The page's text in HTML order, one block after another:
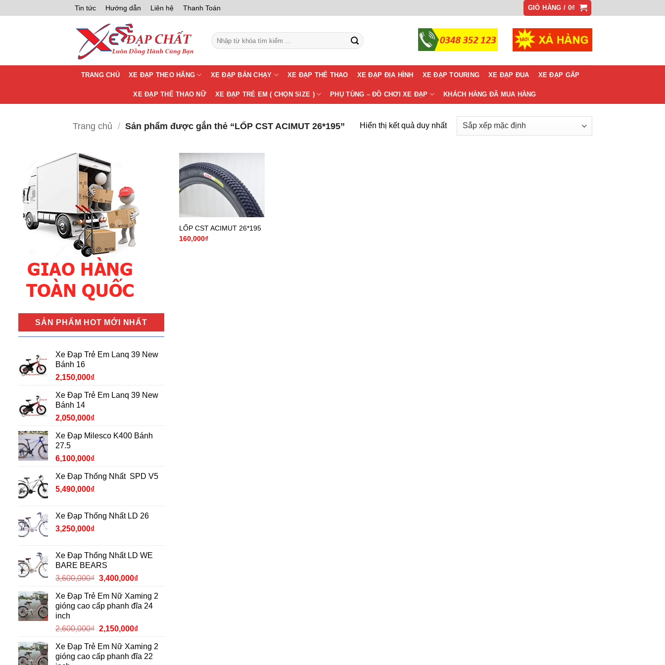
qua
Tin tức Hướng dẫn Liên hệ Thanh Toán GIỎ HÀNG / 0₫
Tìm
kiếm:
TRANG CHỦ XE ĐẠP THEO HÃNG XE ĐẠP BÁN CHẠY XE ĐẠP THỂ THAO XE ĐẠP ĐỊA HÌNH XE ĐẠP TOURING XE ĐẠP ĐUA XE ĐẠP GẤP
XE ĐẠP THỂ THAO NỮ XE ĐẠP TRẺ EM ( CHỌN SIZE ) PHỤ TÙNG – ĐỒ CHƠI XE ĐẠP KHÁCH HÀNG ĐÃ MUA HÀNG
Trang chủ / Sản phẩm được gắn thẻ “LỐP CST ACIMUT 26*195” Hiển thị kết quả duy nhất
SẢN PHẨM HOT MỚI NHẤT
Xe Đạp Trẻ Em Lanq 39 New
Bánh 16
2,150,000₫
Xe Đạp Trẻ Em Lanq 39 New
Bánh 14
2,050,000₫
Xe Đạp Milesco K400 Bánh
27.5
6,100,000₫
Xe Đạp Thống Nhất SPD V5
5,490,000₫
Xe Đạp Thống Nhất LD 26
3,250,000₫
Xe Đạp Thống Nhất LD WE
BARE BEARS
3,600,000₫ Giá
là:
3,600,000₫.
3,400,000₫Giá
tại
là:
Xe Đạp Trẻ Em Nữ Xaming 2
gióng cao cấp phanh đĩa 24
inch
2,600,000₫ Giá
là:
2,600,000₫.
2,150,000₫Giá
tại
là:
Xe Đạp Trẻ Em Nữ Xaming 2
gióng cao cấp phanh đĩa 22
LỐP CST ACIMUT 26*195
160,000₫